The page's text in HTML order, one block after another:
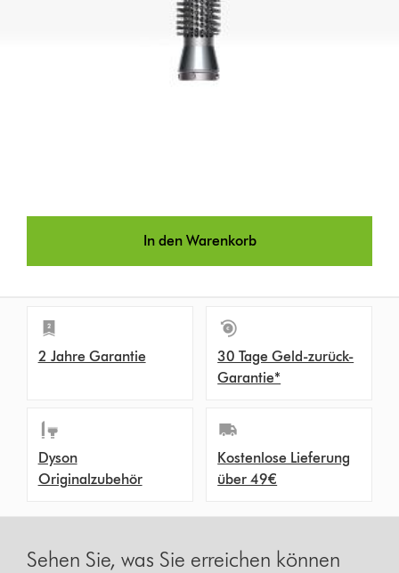
In den Warenkorb
2 Jahre Garantie
30 Tage Geld-zurück-
Garantie*
Dyson
Originalzubehör
Kostenlose Lieferung
über 49€
Sehen Sie, was Sie erreichen können